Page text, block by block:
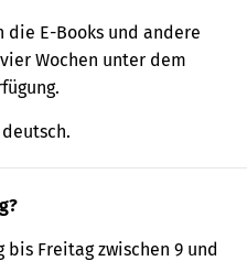
die E-Books und andere
Wochen unter dem
Freitag zwischen 9 und